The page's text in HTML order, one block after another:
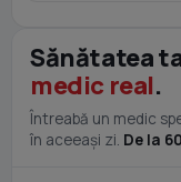
Sănătatea
medic real.
Întreabă un medic
în aceeași zi. De la